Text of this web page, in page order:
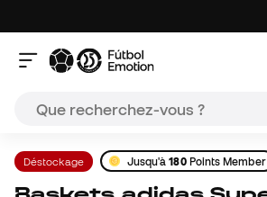
Déstockage Jusqu'à180Points Member